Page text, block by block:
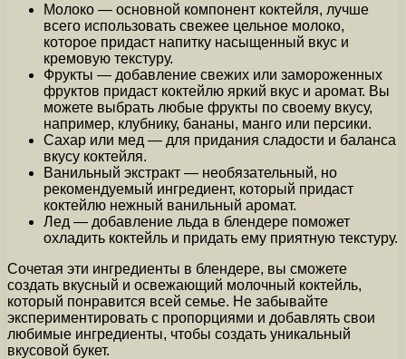
Молоко — основной компонент коктейля, лучше
всего использовать свежее цельное молоко,
которое придаст напитку насыщенный вкус и
кремовую текстуру.
Фрукты — добавление свежих или замороженных
фруктов придаст коктейлю яркий вкус и аромат. Вы
можете выбрать любые фрукты по своему вкусу,
например, клубнику, бананы, манго или персики.
Сахар или мед — для придания сладости и баланса
вкусу коктейля.
Ванильный экстракт — необязательный, но
рекомендуемый ингредиент, который придаст
коктейлю нежный ванильный аромат.
Лед — добавление льда в блендере поможет
охладить коктейль и придать ему приятную текстуру.
Сочетая эти ингредиенты в блендере, вы сможете
создать вкусный и освежающий молочный коктейль,
который понравится всей семье. Не забывайте
экспериментировать с пропорциями и добавлять свои
любимые ингредиенты, чтобы создать уникальный
вкусовой букет.